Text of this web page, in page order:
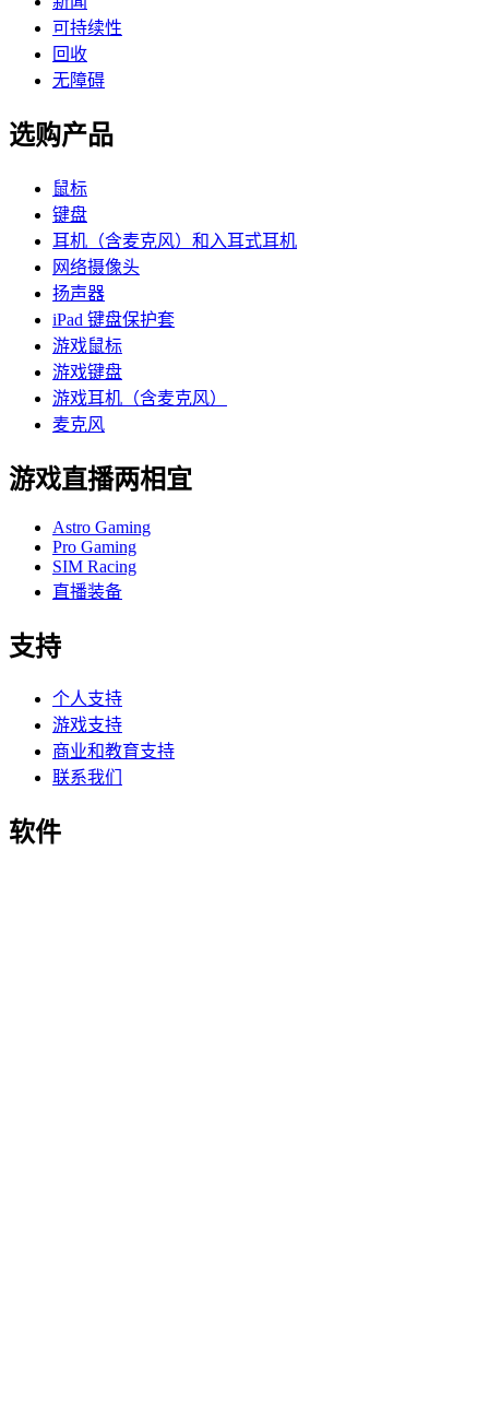
可持续性
回收
无障碍
选购产品
鼠标
键盘
耳机（含麦克风）和入耳式耳机
网络摄像头
扬声器
iPad 键盘保护套
游戏鼠标
游戏键盘
游戏耳机（含麦克风）
麦克风
游戏直播两相宜
Astro Gaming
Pro Gaming
SIM Racing
直播装备
支持
个人支持
游戏支持
商业和教育支持
联系我们
软件